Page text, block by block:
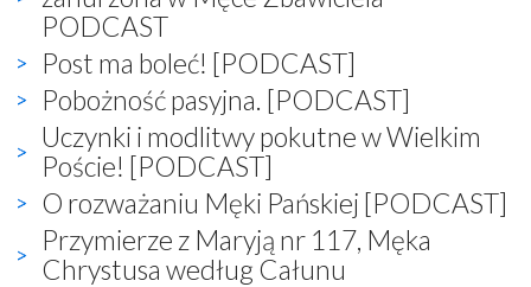
PODCAST
Post ma boleć! [PODCAST]
Pobożność pasyjna. [PODCAST]
Uczynki i modlitwy pokutne w Wielkim
Poście! [PODCAST]
O rozważaniu Męki Pańskiej [PODCAST]
Przymierze z Maryją nr 117, Męka
Chrystusa według Całunu